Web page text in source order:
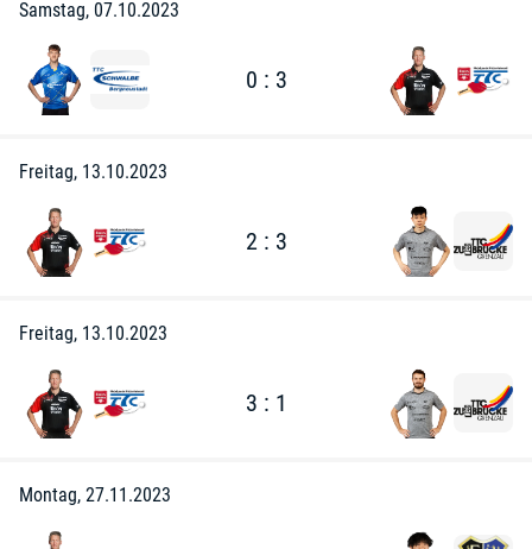
Samstag, 07.10.2023
0 : 3
Freitag, 13.10.2023
2 : 3
Freitag, 13.10.2023
3 : 1
Montag, 27.11.2023